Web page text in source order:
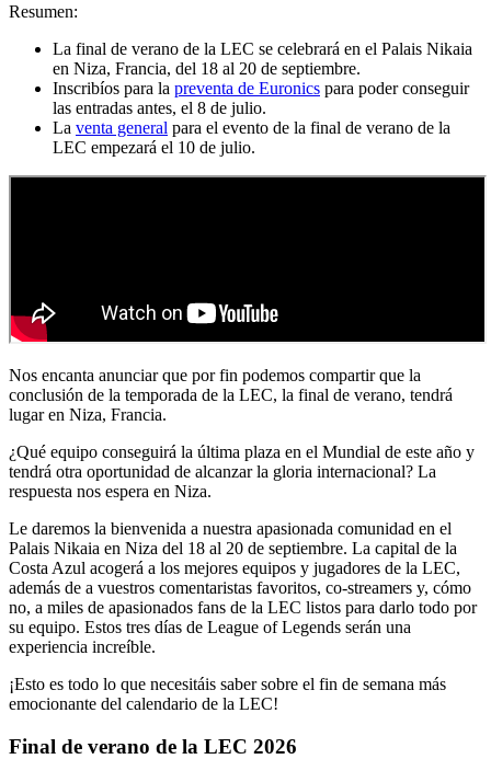
Resumen:
La final de verano de la LEC se celebrará en el Palais Nikaia
en Niza, Francia, del 18 al 20 de septiembre.
Inscribíos para la preventa de Euronics para poder conseguir
las entradas antes, el 8 de julio.
La venta general para el evento de la final de verano de la
LEC empezará el 10 de julio.
Nos encanta anunciar que por fin podemos compartir que la
conclusión de la temporada de la LEC, la final de verano, tendrá
lugar en Niza, Francia.
¿Qué equipo conseguirá la última plaza en el Mundial de este año y
tendrá otra oportunidad de alcanzar la gloria internacional? La
respuesta nos espera en Niza.
Le daremos la bienvenida a nuestra apasionada comunidad en el
Palais Nikaia en Niza del 18 al 20 de septiembre. La capital de la
Costa Azul acogerá a los mejores equipos y jugadores de la LEC,
además de a vuestros comentaristas favoritos, co-streamers y, cómo
no, a miles de apasionados fans de la LEC listos para darlo todo por
su equipo. Estos tres días de League of Legends serán una
experiencia increíble.
¡Esto es todo lo que necesitáis saber sobre el fin de semana más
emocionante del calendario de la LEC!
Final de verano de la LEC 2026